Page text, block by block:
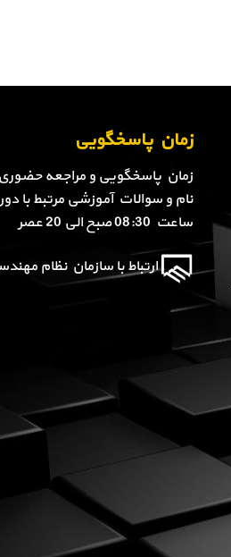
زمان پاسخگویی
زمان پاسخگویی و مراجعه
نام و سوالات آموزشی مرتبط با
ساعت 08:30 صبح الی 20 عصر
ارتباط با سازمان نظام